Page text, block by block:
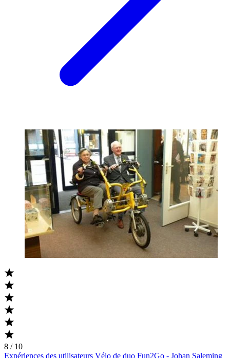
8 / 10
Expériences des utilisateurs Vélo de duo Fun2Go - Johan Saleming